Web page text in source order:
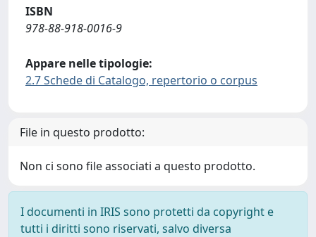
ISBN
978-88-918-0016-9
Appare nelle tipologie:
2.7 Schede di Catalogo, repertorio o corpus
File in questo prodotto:
Non ci sono file associati a questo prodotto.
I documenti in IRIS sono protetti da copyright e
tutti i diritti sono riservati, salvo diversa